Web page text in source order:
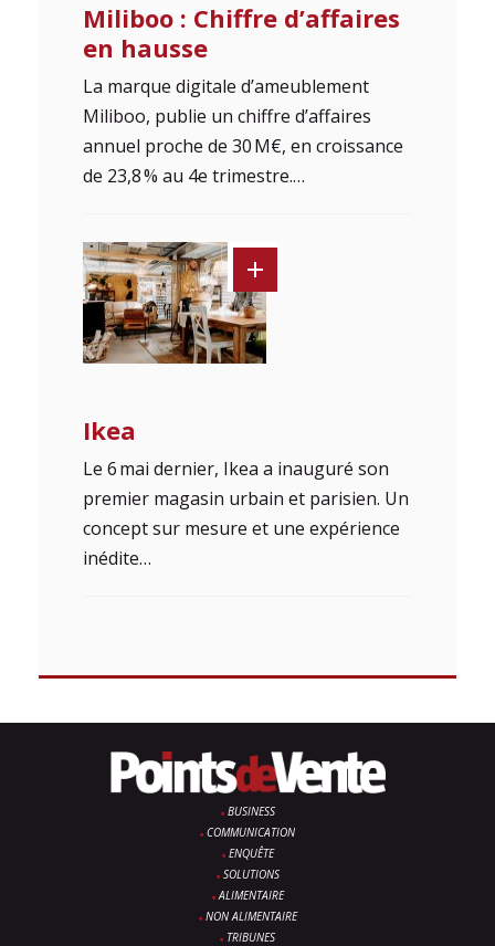
Miliboo : Chiffre d’affaires
en hausse
La marque digitale d’ameublement
Miliboo, publie un chiffre d’affaires
annuel proche de 30 M€, en croissance
de 23,8 % au 4e trimestre.…
Ikea
Le 6 mai dernier, Ikea a inauguré son
premier magasin urbain et parisien. Un
concept sur mesure et une expérience
inédite…
BUSINESS
COMMUNICATION
ENQUÊTE
SOLUTIONS
ALIMENTAIRE
NON ALIMENTAIRE
TRIBUNES